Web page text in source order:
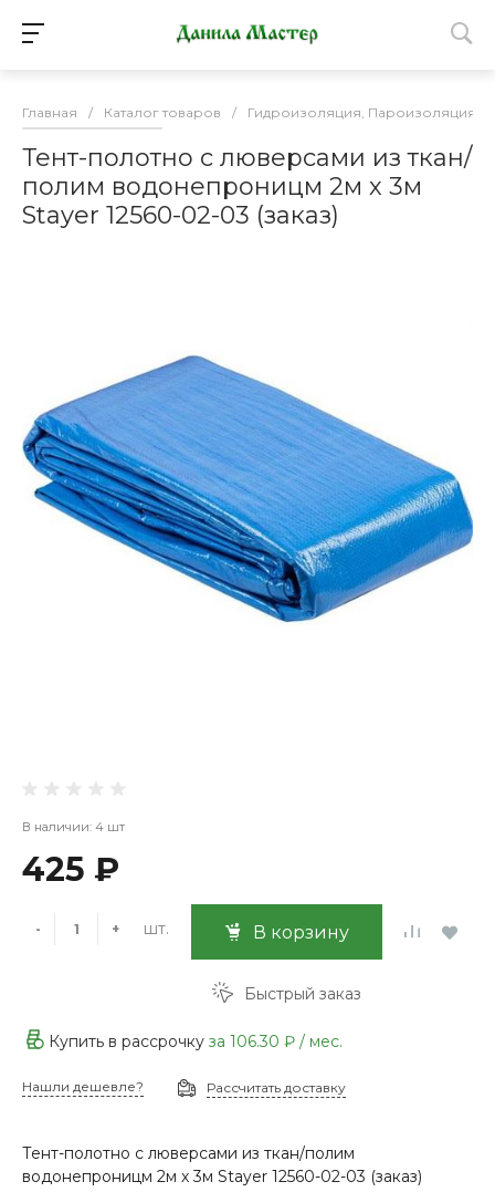
Главная / Каталог товаров / Гидроизоляция, Пароизоляция,
Тент-полотно с люверсами из ткан/
полим водонепроницм 2м х 3м
Stayer 12560-02-03 (заказ)
В наличии: 4 шт
425 ₽
- + шт. В корзину
Быстрый заказ
Купить в рассрочку за 106.30 ₽ / мес.
Нашли дешевле? Рассчитать доставку
Тент-полотно с люверсами из ткан/полим
водонепроницм 2м х 3м Stayer 12560-02-03 (заказ)